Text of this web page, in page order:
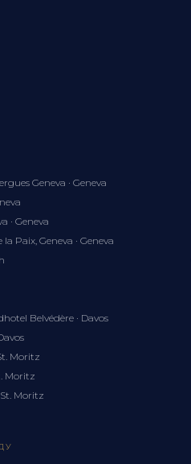
Geneva · Geneva
· Geneva
Paix, Geneva · Geneva
Belvédère · Davos
Moritz
Moritz
Moritz